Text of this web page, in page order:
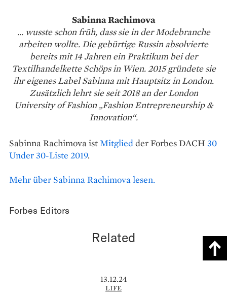
Sabinna Rachimova
... wusste schon früh, dass sie in der Modebranche
arbeiten wollte. Die gebürtige Russin absolvierte
bereits mit 14 Jahren ein Praktikum bei der
Textilhandelkette Schöps in Wien. 2015 gründete sie
ihr eigenes Label Sabinna mit Hauptsitz in London.
Zusätzlich lehrt sie seit 2018 an der London
University of Fashion „Fashion Entrepreneurship &
Innovation“.
Sabinna Rachimova ist Mitgliedder Forbes DACH 30
Under 30-Liste 2019.
Mehr über Sabinna Rachimova lesen.
Forbes Editors
Related
13.12.24
LIFE